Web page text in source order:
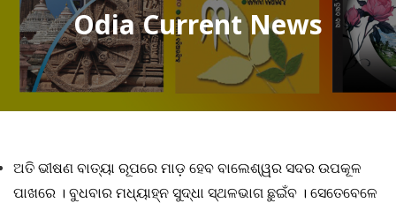
Odia Current News
ଅତି ଭୀଷଣ ବାତ୍ୟା ରୂପରେ ମାଡ଼ ହେବ ବାଲେଶ୍ୱର ସଦର ଉପକୂଳ
ପାଖରେ । ବୁଧବାର ମଧ୍ୟାହ୍ନ ସୁଦ୍ଧା ସ୍ଥଳଭାଗ ଛୁଇଁବ । ସେତେବେଳେ